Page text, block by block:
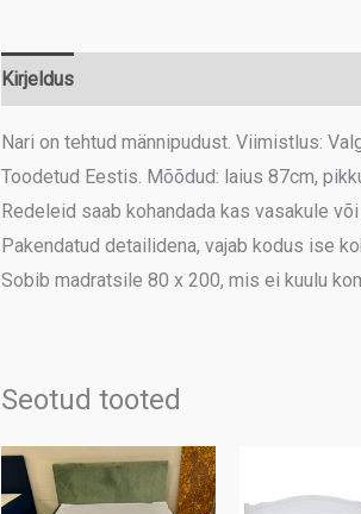
Kirjeldus
Nari on tehtud männipudust. Viimistlus:
Toodetud Eestis. Mõõdud: laius 87cm,
Redeleid saab kohandada kas vasakule
Pakendatud detailidena, vajab kodus ise
Sobib madratsile 80 x 200, mis ei kuulu
Seotud tooted